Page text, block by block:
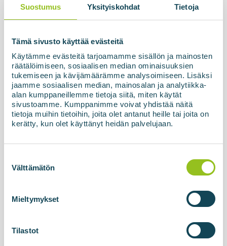
Suostumus Yksityiskohdat Tietoja
Tämä sivusto käyttää evästeitä
Käytämme evästeitä tarjoamamme sisällön ja mainosten
räätälöimiseen, sosiaalisen median ominaisuuksien
tukemiseen ja kävijämäärämme analysoimiseen. Lisäksi
jaamme sosiaalisen median, mainosalan ja analytiikka-
alan kumppaneillemme tietoja siitä, miten käytät
sivustoamme. Kumppanimme voivat yhdistää näitä
tietoja muihin tietoihin, joita olet antanut heille tai joita on
kerätty, kun olet käyttänyt heidän palvelujaan.
valinta
Välttämätön
Mieltymykset
Tilastot
Viimeist...
Lue lisää uutisesta
10.04.2026
Biokaasulaitos ja tankkausasema:
Voss, Norja
Biovoima toteutti Norjan Vossiin Bergenin
rakentaminen ja laiteasennus alkoi vuonna 2024 ja
laitos otettiin virallisesti käyttöön huhtikuussa 2026.